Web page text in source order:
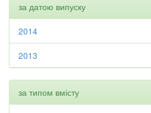
за датою випуску
2014
2013
за типом вмісту